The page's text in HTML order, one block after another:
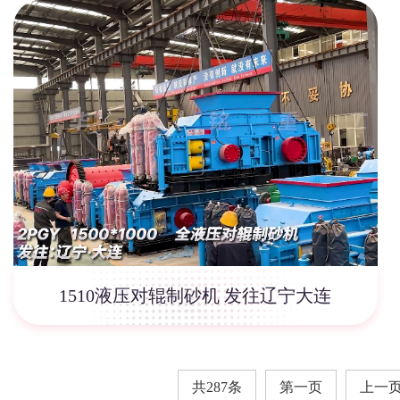
1510液压对辊制砂机 发往辽宁大连
共287条 第一页 上一